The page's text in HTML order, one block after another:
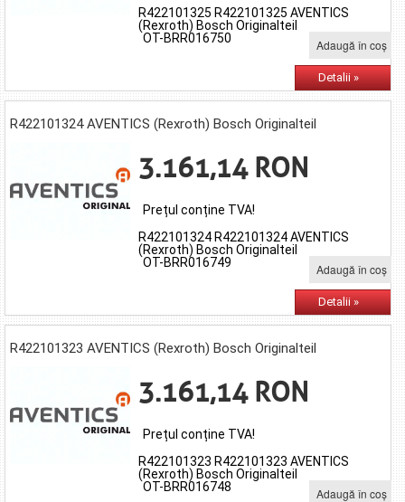
R422101325 R422101325 AVENTICS
(Rexroth) Bosch Originalteil
OT-BRR016750
Adaugă în coş
Detalii »
R422101324 AVENTICS (Rexroth) Bosch Originalteil
3.161,14 RON
Prețul conține TVA!
R422101324 R422101324 AVENTICS
(Rexroth) Bosch Originalteil
OT-BRR016749
Adaugă în coş
Detalii »
R422101323 AVENTICS (Rexroth) Bosch Originalteil
3.161,14 RON
Prețul conține TVA!
R422101323 R422101323 AVENTICS
(Rexroth) Bosch Originalteil
OT-BRR016748
Adaugă în coş